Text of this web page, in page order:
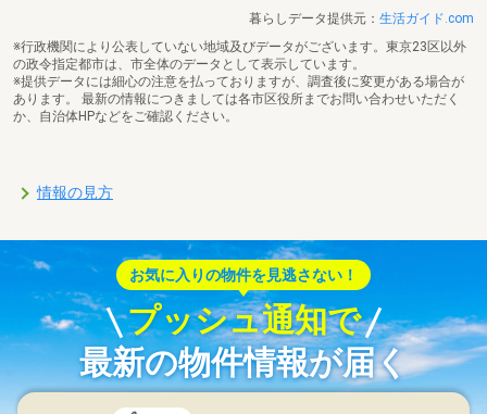
暮らしデータ提供元： 生活ガイド.com
※行政機関により公表していない地域及びデータがございます。東京23区以外
の政令指定都市は、市全体のデータとして表示しています。
※提供データには細心の注意を払っておりますが、調査後に変更がある場合が
あります。 最新の情報につきましては各市区役所までお問い合わせいただく
か、自治体HPなどをご確認ください。
情報の見方
お気に入りの物件を見逃さない！
プッシュ通知で
最新の物件情報が届く